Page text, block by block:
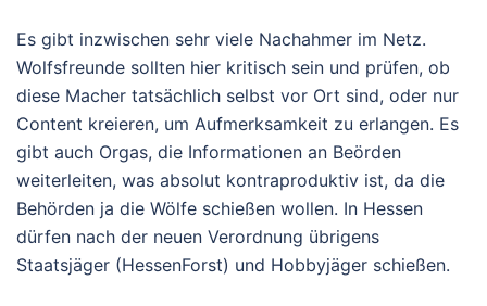
Es gibt inzwischen sehr viele Nachahmer im Netz.
Wolfsfreunde sollten hier kritisch sein und prüfen, ob
diese Macher tatsächlich selbst vor Ort sind, oder nur
Content kreieren, um Aufmerksamkeit zu erlangen. Es
gibt auch Orgas, die Informationen an Beörden
weiterleiten, was absolut kontraproduktiv ist, da die
Behörden ja die Wölfe schießen wollen. In Hessen
dürfen nach der neuen Verordnung übrigens
Staatsjäger (HessenForst) und Hobbyjäger schießen.